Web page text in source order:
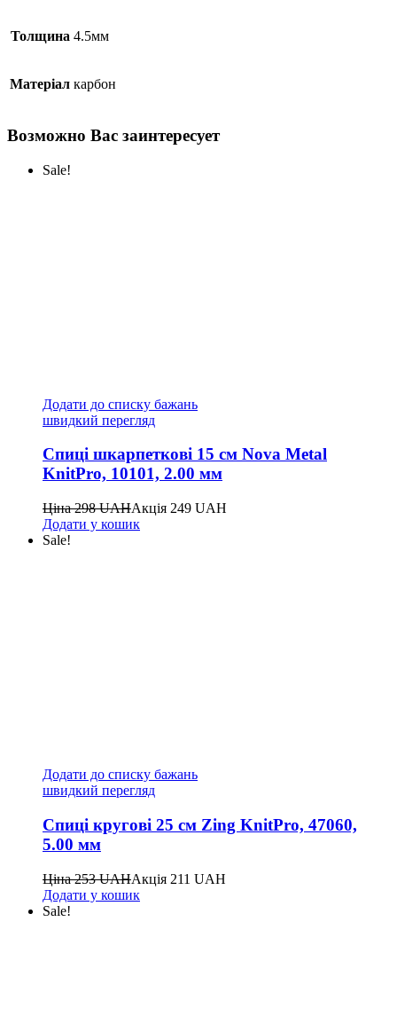
Толщина 4.5мм
Матеріал карбон
Возможно Вас заинтересует
Sale!
Додати до списку бажань
швидкий перегляд
Спиці шкарпеткові 15 см Nova Metal
KnitPro, 10101, 2.00 мм
Ціна298UAHАкція 249 UAH
Додати у кошик
Sale!
Додати до списку бажань
швидкий перегляд
Спиці кругові 25 см Zing KnitPro, 47060,
5.00 мм
Ціна253UAHАкція 211 UAH
Додати у кошик
Sale!